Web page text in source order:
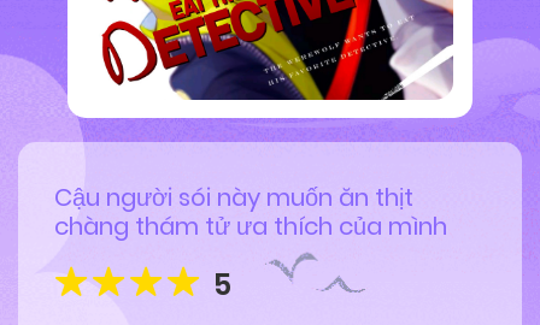
Cậu người sói này muốn ăn thịt
chàng thám tử ưa thích của mình
5